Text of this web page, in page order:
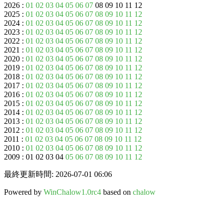
2026 : 01 02 03 04 05 06 07 08 09 10 11 12
2025 : 01 02 03 04 05 06 07 08 09 10 11 12
2024 : 01 02 03 04 05 06 07 08 09 10 11 12
2023 : 01 02 03 04 05 06 07 08 09 10 11 12
2022 : 01 02 03 04 05 06 07 08 09 10 11 12
2021 : 01 02 03 04 05 06 07 08 09 10 11 12
2020 : 01 02 03 04 05 06 07 08 09 10 11 12
2019 : 01 02 03 04 05 06 07 08 09 10 11 12
2018 : 01 02 03 04 05 06 07 08 09 10 11 12
2017 : 01 02 03 04 05 06 07 08 09 10 11 12
2016 : 01 02 03 04 05 06 07 08 09 10 11 12
2015 : 01 02 03 04 05 06 07 08 09 10 11 12
2014 : 01 02 03 04 05 06 07 08 09 10 11 12
2013 : 01 02 03 04 05 06 07 08 09 10 11 12
2012 : 01 02 03 04 05 06 07 08 09 10 11 12
2011 : 01 02 03 04 05 06 07 08 09 10 11 12
2010 : 01 02 03 04 05 06 07 08 09 10 11 12
2009 : 01 02 03 04 05 06 07 08 09 10 11 12
最終更新時間: 2026-07-01 06:06
Powered by WinChalow1.0rc4 based on chalow